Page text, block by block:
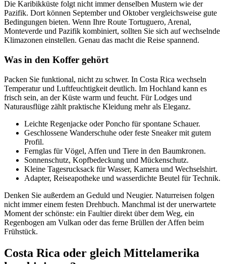
Die Karibikküste folgt nicht immer denselben Mustern wie der
Pazifik. Dort können September und Oktober vergleichsweise gute
Bedingungen bieten. Wenn Ihre Route Tortuguero, Arenal,
Monteverde und Pazifik kombiniert, sollten Sie sich auf wechselnde
Klimazonen einstellen. Genau das macht die Reise spannend.
Was in den Koffer gehört
Packen Sie funktional, nicht zu schwer. In Costa Rica wechseln
Temperatur und Luftfeuchtigkeit deutlich. Im Hochland kann es
frisch sein, an der Küste warm und feucht. Für Lodges und
Naturausflüge zählt praktische Kleidung mehr als Eleganz.
Leichte Regenjacke oder Poncho für spontane Schauer.
Geschlossene Wanderschuhe oder feste Sneaker mit gutem
Profil.
Fernglas für Vögel, Affen und Tiere in den Baumkronen.
Sonnenschutz, Kopfbedeckung und Mückenschutz.
Kleine Tagesrucksack für Wasser, Kamera und Wechselshirt.
Adapter, Reiseapotheke und wasserdichte Beutel für Technik.
Denken Sie außerdem an Geduld und Neugier. Naturreisen folgen
nicht immer einem festen Drehbuch. Manchmal ist der unerwartete
Moment der schönste: ein Faultier direkt über dem Weg, ein
Regenbogen am Vulkan oder das ferne Brüllen der Affen beim
Frühstück.
Costa Rica oder gleich Mittelamerika